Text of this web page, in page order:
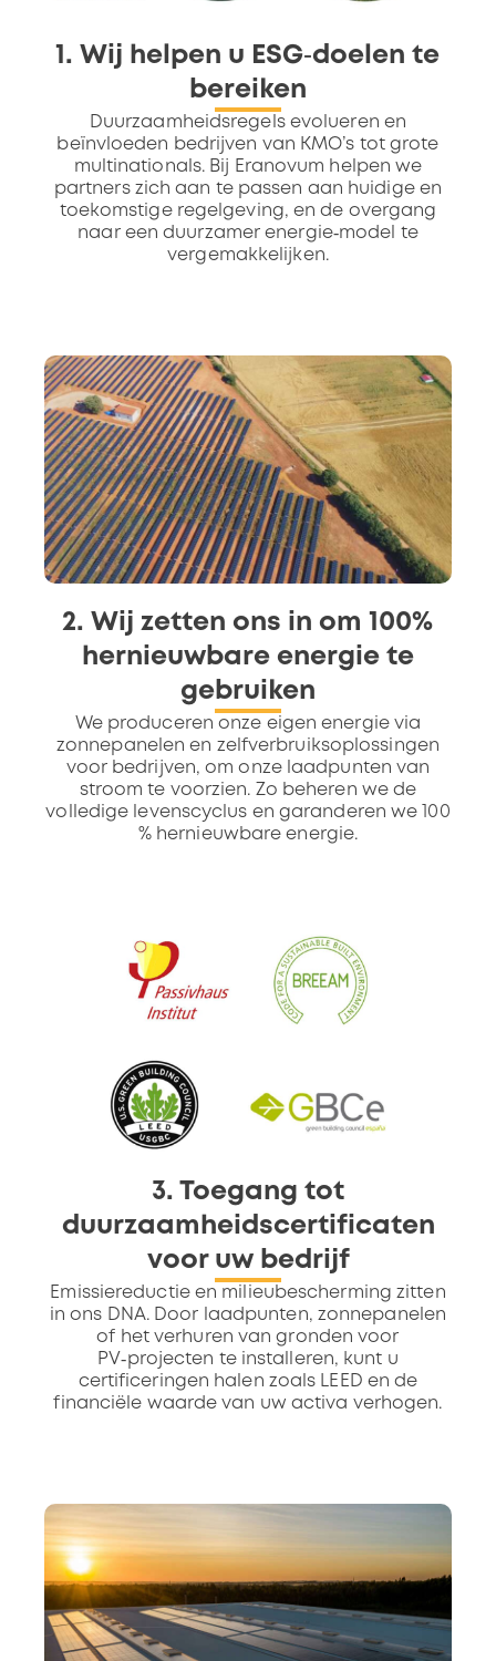
1. Wij helpen u ESG‑doelen te
bereiken
Duurzaamheidsregels evolueren en
beïnvloeden bedrijven van KMO’s tot grote
multinationals. Bij Eranovum helpen we
partners zich aan te passen aan huidige en
toekomstige regelgeving, en de overgang
naar een duurzamer energie‑model te
vergemakkelijken.
2. Wij zetten ons in om 100%
hernieuwbare energie te
gebruiken
We produceren onze eigen energie via
zonnepanelen en zelfverbruiksoplossingen
voor bedrijven, om onze laadpunten van
stroom te voorzien. Zo beheren we de
volledige levenscyclus en garanderen we 100
% hernieuwbare energie.
3. Toegang tot
duurzaamheidscertificaten
voor uw bedrijf
Emissiereductie en milieubescherming zitten
in ons DNA. Door laadpunten, zonnepanelen
of het verhuren van gronden voor
PV‑projecten te installeren, kunt u
certificeringen halen zoals LEED en de
financiële waarde van uw activa verhogen.